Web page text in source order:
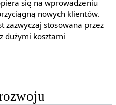
się na wprowadzeniu
nowych klientów.
zazwyczaj stosowana przez
dużymi kosztami